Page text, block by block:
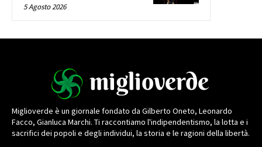
5 Agosto 2026
Miglioverde è un giornale fondato da Gilberto Oneto, Leonardo
Facco, Gianluca Marchi. Ti raccontiamo l'indipendentismo, la lotta e i
sacrifici dei popoli e degli individui, la storia e le ragioni della libertà.